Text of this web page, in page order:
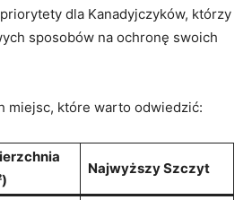
dla Kanadyjczyków, którzy
sposobów na ochronę swoich
⁣miejsc, które warto odwiedzić:
Najwyższy Szczyt